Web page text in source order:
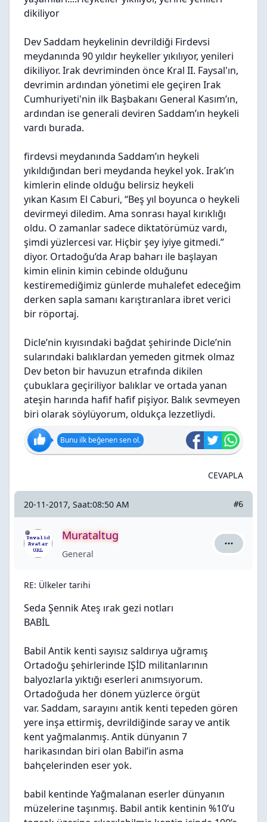
dikiliyor
Dev Saddam heykelinin devrildiği Firdevsi
meydanında 90 yıldır heykeller yıkılıyor, yenileri
dikiliyor. Irak devriminden önce Kral II. Faysal'ın,
devrimin ardından yönetimi ele geçiren Irak
Cumhuriyeti'nin ilk Başbakanı General Kasım’ın,
ardından ise generali deviren Saddam’ın heykeli
vardı burada.
firdevsi meydanında Saddam’ın heykeli
yıkıldığından beri meydanda heykel yok. Irak’ın
kimlerin elinde olduğu belirsiz heykeli
yıkan Kasım El Caburi, “Beş yıl boyunca o heykeli
devirmeyi diledim. Ama sonrası hayal kırıklığı
oldu. O zamanlar sadece diktatörümüz vardı,
şimdi yüzlercesi var. Hiçbir şey iyiye gitmedi.”
diyor. Ortadoğu’da Arap baharı ile başlayan
kimin elinin kimin cebinde olduğunu
kestiremediğimiz günlerde muhalefet edeceğim
derken sapla samanı karıştıranlara ibret verici
bir röportaj.
Dicle’nin kıyısındaki bağdat şehirinde Dicle’nin
sularındaki balıklardan yemeden gitmek olmaz
Dev beton bir havuzun etrafında dikilen
çubuklara geçiriliyor balıklar ve ortada yanan
ateşin harında hafif hafif pişiyor. Balık sevmeyen
biri olarak söylüyorum, oldukça lezzetliydi.
Bunu ilk beğenen sen ol.
CEVAPLA
20-11-2017, Saat:08:50 AM #6
Murataltug
General
RE: Ülkeler tarihi
Seda Şennik Ateş ırak gezi notları
BABİL
Babil Antik kenti sayısız saldırıya uğramış
Ortadoğu şehirlerinde IŞİD militanlarının
balyozlarla yıktığı eserleri anımsıyorum.
Ortadoğuda her dönem yüzlerce örgüt
var. Saddam, sarayını antik kenti tepeden gören
yere inşa ettirmiş, devrildiğinde saray ve antik
kent yağmalanmış. Antik dünyanın 7
harikasından biri olan Babil’in asma
bahçelerinden eser yok.
babil kentinde Yağmalanan eserler dünyanın
müzelerine taşınmış. Babil antik kentinin %10’u